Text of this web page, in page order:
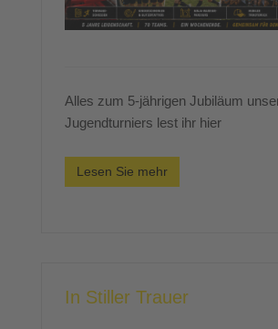
Alles zum 5-jährigen Jubiläum
Jugendturniers lest ihr hier
Lesen Sie mehr
In Stiller Trauer